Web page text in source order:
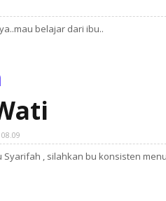
belajar dari ibu..
Syarifah , silahkan bu konsisten